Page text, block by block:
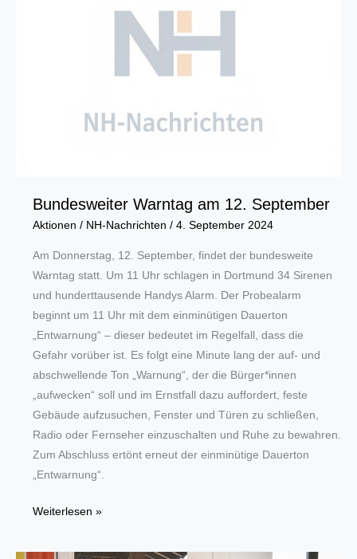
Bundesweiter Warntag am 12. September
Aktionen / NH-Nachrichten / 4. September 2024
Am Donnerstag, 12. September, findet der bundesweite
Warntag statt. Um 11 Uhr schlagen in Dortmund 34 Sirenen
und hunderttausende Handys Alarm. Der Probealarm
beginnt um 11 Uhr mit dem einminütigen Dauerton
„Entwarnung“ – dieser bedeutet im Regelfall, dass die
Gefahr vorüber ist. Es folgt eine Minute lang der auf- und
abschwellende Ton „Warnung“, der die Bürger*innen
„aufwecken“ soll und im Ernstfall dazu auffordert, feste
Gebäude aufzusuchen, Fenster und Türen zu schließen,
Radio oder Fernseher einzuschalten und Ruhe zu bewahren.
Zum Abschluss ertönt erneut der einminütige Dauerton
„Entwarnung“.
Bundesweiter
am
Weiterlesen »